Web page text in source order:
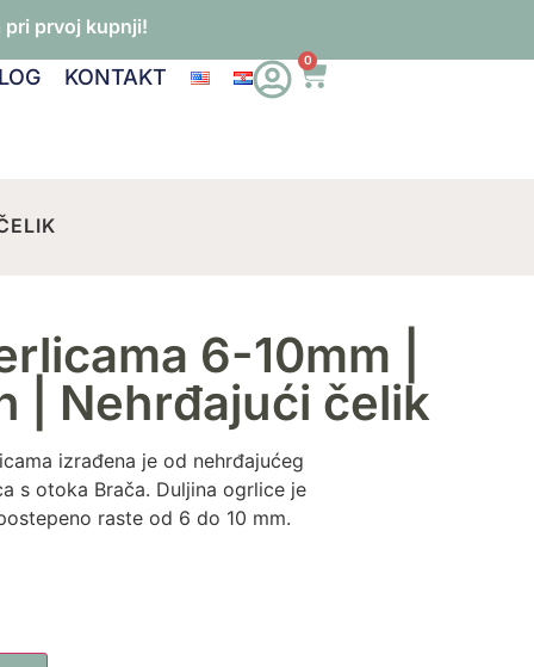
pri prvoj kupnji!
KONTAKT
0
6-10mm |
| Nehrđajući čelik
izrađena je od nehrđajućeg
s otoka Brača. Duljina ogrlice je
raste od 6 do 10 mm.